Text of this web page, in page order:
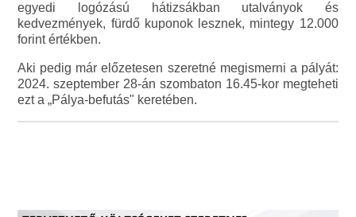
egyedi logózású hátizsákban utalványok és
kedvezmények, fürdő kuponok lesznek, mintegy 12.000
forint értékben.
Aki pedig már előzetesen szeretné megismerni a pályát:
2024. szeptember 28-án szombaton 16.45-kor megteheti
ezt a „Pálya-befutás" keretében.